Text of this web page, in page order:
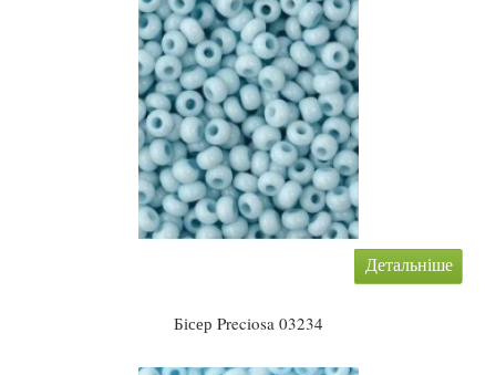
Детальніше
Бісер Preciosa 03234